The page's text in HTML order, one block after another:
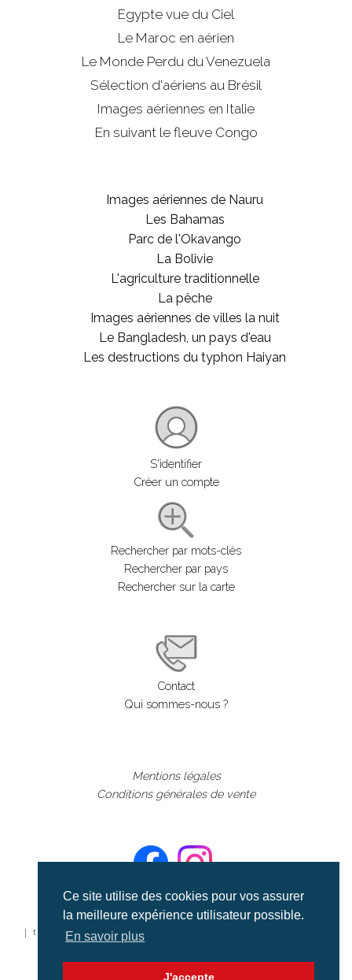
Ce site utilise des cookies pour vos assurer
la meilleure expérience utilisateur possible.
En savoir plus
J'accepte
Egypte vue du Ciel
Le Maroc en aérien
Le Monde Perdu du Venezuela
Sélection d'aériens au Brésil
Images aériennes en Italie
En suivant le fleuve Congo
Images aériennes de Nauru
Les Bahamas
Parc de l'Okavango
La Bolivie
L'agriculture traditionnelle
La pêche
Images aériennes de villes la nuit
Le Bangladesh, un pays d'eau
Les destructions du typhon Haiyan
S'identifier
Créer un compte
Rechercher par mots-clés
Rechercher par pays
Rechercher sur la carte
Contact
Qui sommes-nous ?
Mentions légales
Conditions générales de vente
©aerialcollection marque déposée 2024
| tous droits réservés | aerialcollection.fr banque d'images
aériennes et documentaires video et cinéma |